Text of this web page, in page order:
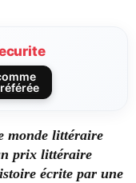
monde littéraire
prix littéraire
écrite par une